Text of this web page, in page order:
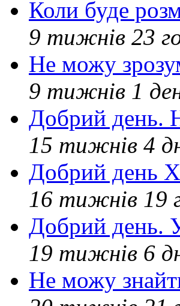
Коли буде
9 тижнів 23
Не можу
9 тижнів 1
Добрий день.
15 тижнів 4
Добрий день
16 тижнів 19
Добрий день.
19 тижнів 6
Не можу